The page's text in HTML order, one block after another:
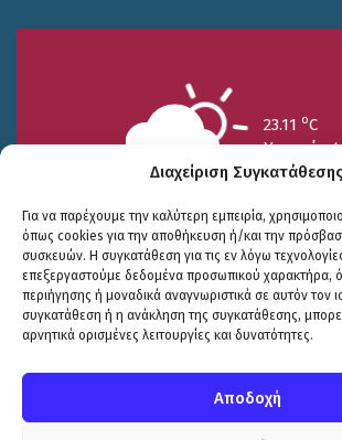
Διαχείριση Συγκατάθεσης
Για να παρέχουμε την καλύτερη εμπειρία,
όπως cookies για την αποθήκευση ή/και την
συσκευών. Η συγκατάθεση για τις εν λόγω
επεξεργαστούμε δεδομένα προσωπικού χαρακτήρα,
περιήγησης ή μοναδικά αναγνωριστικά σε αυτόν τον
συγκατάθεση ή η ανάκληση της συγκατάθεσης,
αρνητικά ορισμένες λειτουργίες και δυνατότητες.
Αποδοχή
23.11 oC
Υγρασία
25/7
15.73 oC
26/7
17.99oC
© COPYRIGHT ΔΗΜΟΣ ΣΟΥΛΙΟΥ 2026
ΕΓΚΡΙΤΟΣ GROUP